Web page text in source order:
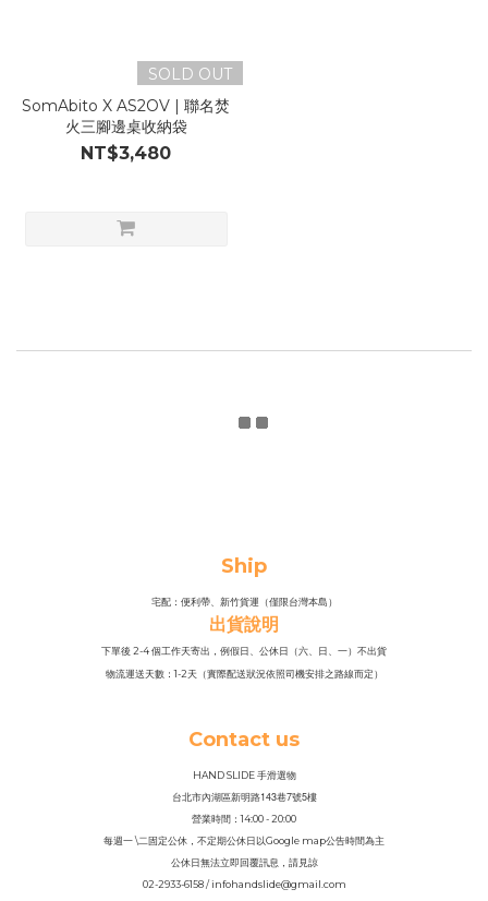
SOLD OUT
SomAbito X AS2OV | 聯名焚
火三腳邊桌收納袋
NT$3,480
Ship
宅配：便利帶、新竹貨運（僅限台灣本島）
出貨說明
下單後 2-4 個工作天寄出，例假日、公休日（六、日、一）不出貨
物流運送天數：1-2天（實際配送狀況依照司機安排之路線而定）
Contact us
HAND SLIDE 手滑選物
台北市內湖區新明路143巷7號5樓
營業時間：14:00 - 20:00
每週一 \二固定公休，不定期公休日以Google map公告時間為主
公休日無法立即回覆訊息，請見諒
02-2933-6158 / infohandslide@gmail.com